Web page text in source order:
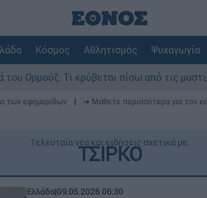
Κόσμος Αθλητισμός Ψυχαγωγία
κρύβεται πίσω από τις μυστικές
των εφημερίδων ➔ Μάθετε περισσότερα για τον
Τελευταία νέα και ειδήσεις σχετικά με:
ΤΣΙΡΚΟ
Ελλάδα|09.05.2026 06:30